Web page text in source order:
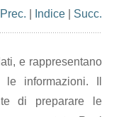
Prec. Indice| Succ.
e rappresentano
informazioni. Il
di preparare le